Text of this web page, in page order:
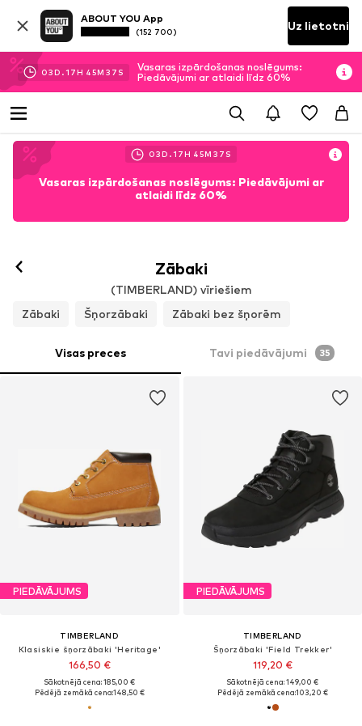
ABOUT YOU App
(152 700) Uz lietotni
03D.17H 45M 35 S
Vasaras izpārdošanas noslēgums:
Piedāvājumi ar atlaidi līdz 60%
03D.17H 45M 35 S
Vasaras izpārdošanas noslēgums: Piedāvājumi ar
atlaidi līdz 60%
Zābaki
(TIMBERLAND) vīriešiem
Zābaki
Šņorzābaki Zābaki bez šņorēm
Visas preces Tavi piedāvājumi 35
PIEDĀVĀJUMS
TIMBERLAND
Klasiskie šņorzābaki 'Heritage'
166,50 €
Sākotnējā cena: 185,00 €
Pēdējā zemākā cena:148,50 €
PIEDĀVĀJUMS
TIMBERLAND
Šņorzābaki 'Field Trekker'
119,20 €
Sākotnējā cena: 149,00 €
Pēdējā zemākā cena:103,20 €